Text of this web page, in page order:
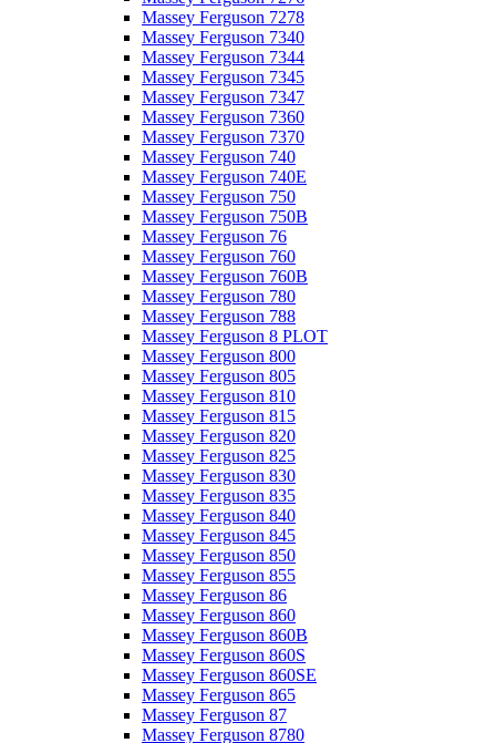
Massey Ferguson 7278
Massey Ferguson 7340
Massey Ferguson 7344
Massey Ferguson 7345
Massey Ferguson 7347
Massey Ferguson 7360
Massey Ferguson 7370
Massey Ferguson 740
Massey Ferguson 740E
Massey Ferguson 750
Massey Ferguson 750B
Massey Ferguson 76
Massey Ferguson 760
Massey Ferguson 760B
Massey Ferguson 780
Massey Ferguson 788
Massey Ferguson 8 PLOT
Massey Ferguson 800
Massey Ferguson 805
Massey Ferguson 810
Massey Ferguson 815
Massey Ferguson 820
Massey Ferguson 825
Massey Ferguson 830
Massey Ferguson 835
Massey Ferguson 840
Massey Ferguson 845
Massey Ferguson 850
Massey Ferguson 855
Massey Ferguson 86
Massey Ferguson 860
Massey Ferguson 860B
Massey Ferguson 860S
Massey Ferguson 860SE
Massey Ferguson 865
Massey Ferguson 87
Massey Ferguson 8780